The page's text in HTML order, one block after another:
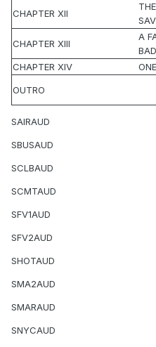
CHAPTER XII
CHAPTER XIII
A
CHAPTER XIV
OUTRO
SAIRAUD
SBUSAUD
SCLBAUD
SCMTAUD
SFV1AUD
SFV2AUD
SHOTAUD
SMA2AUD
SMARAUD
SNYCAUD